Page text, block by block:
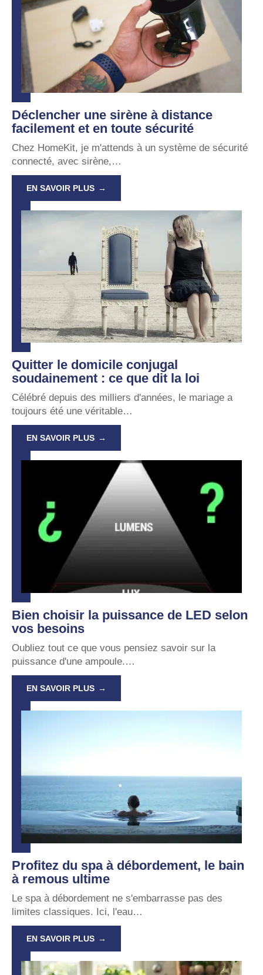
Déclencher une sirène à distance
facilement et en toute sécurité
Chez HomeKit, je m'attends à un système de sécurité
connecté, avec sirène,…
EN SAVOIR PLUS
Quitter le domicile conjugal
soudainement : ce que dit la loi
Célébré depuis des milliers d'années, le mariage a
toujours été une véritable…
EN SAVOIR PLUS
Bien choisir la puissance de LED selon
vos besoins
Oubliez tout ce que vous pensiez savoir sur la
puissance d'une ampoule.…
EN SAVOIR PLUS
Profitez du spa à débordement, le bain
à remous ultime
Le spa à débordement ne s'embarrasse pas des
limites classiques. Ici, l'eau…
EN SAVOIR PLUS